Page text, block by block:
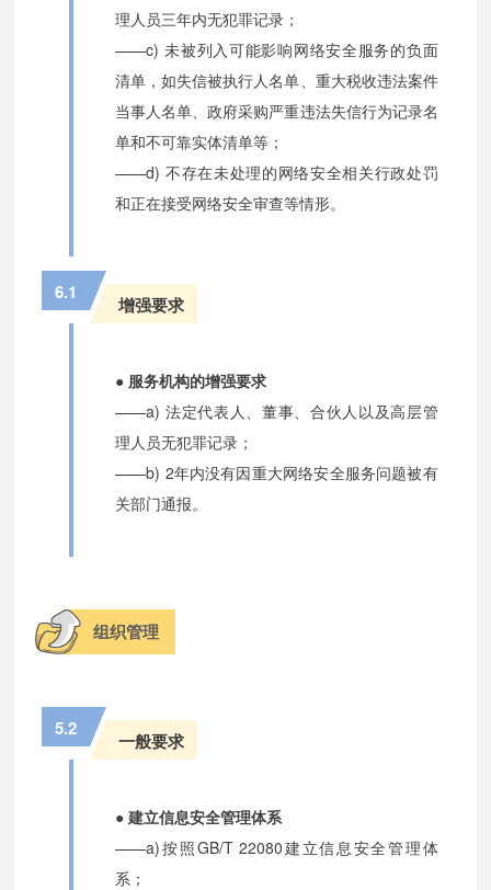
理人员三年内无犯罪记录；
——c) 未被列入可能影响网络安全服务的负面
清单，如失信被执行人名单、重大税收违法案件
当事人名单、政府采购严重违法失信行为记录名
单和不可靠实体清单等；
——d) 不存在未处理的网络安全相关行政处罚
和正在接受网络安全审查等情形。
6.1
增强要求
● 服务机构的增强要求
——a) 法定代表人、董事、合伙人以及高层管
理人员无犯罪记录；
——b) 2年内没有因重大网络安全服务问题被有
关部门通报。
组织管理
5.2
一般要求
● 建立信息安全管理体系
——a)按照GB/T 22080建立信息安全管理体
系；